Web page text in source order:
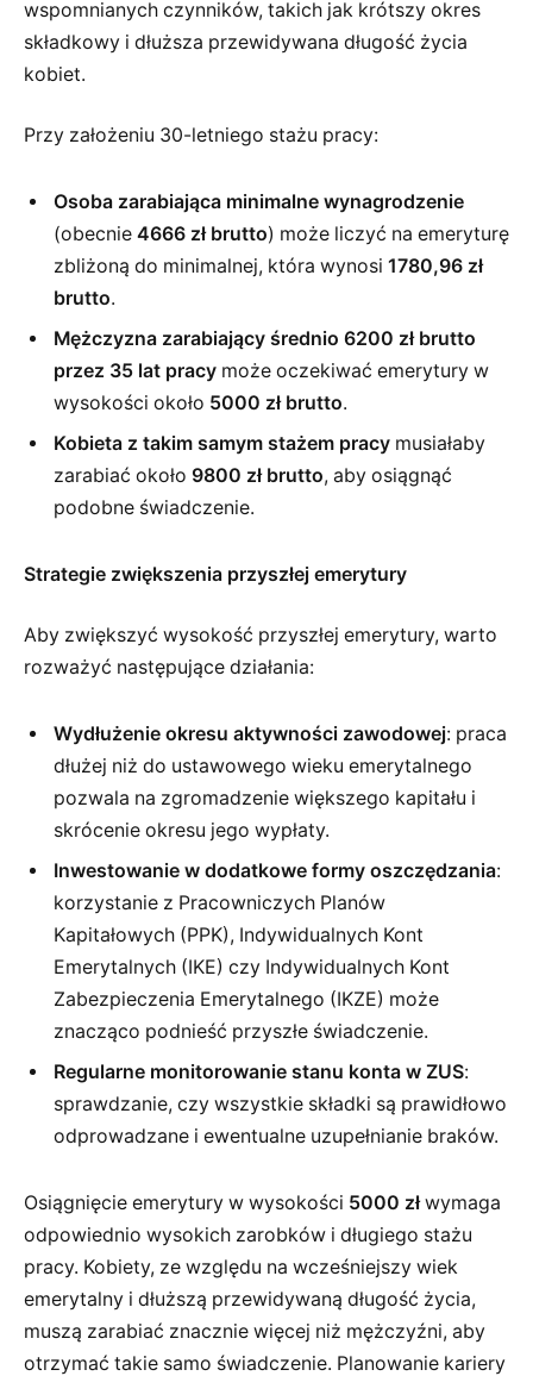
wspomnianych czynników, takich jak krótszy okres
składkowy i dłuższa przewidywana długość życia
kobiet.
Przy założeniu 30-letniego stażu pracy:
Osoba zarabiająca minimalne wynagrodzenie
(obecnie 4666 zł brutto) może liczyć na emeryturę
zbliżoną do minimalnej, która wynosi 1780,96 zł
brutto.
Mężczyzna zarabiający średnio 6200 zł brutto
przez 35 lat pracy może oczekiwać emerytury w
wysokości około 5000 zł brutto.
Kobieta z takim samym stażem pracy musiałaby
zarabiać około 9800 zł brutto, aby osiągnąć
podobne świadczenie.
Strategie zwiększenia przyszłej emerytury
Aby zwiększyć wysokość przyszłej emerytury, warto
rozważyć następujące działania:
Wydłużenie okresu aktywności zawodowej: praca
dłużej niż do ustawowego wieku emerytalnego
pozwala na zgromadzenie większego kapitału i
skrócenie okresu jego wypłaty.
Inwestowanie w dodatkowe formy oszczędzania:
korzystanie z Pracowniczych Planów
Kapitałowych (PPK), Indywidualnych Kont
Emerytalnych (IKE) czy Indywidualnych Kont
Zabezpieczenia Emerytalnego (IKZE) może
znacząco podnieść przyszłe świadczenie.
Regularne monitorowanie stanu konta w ZUS:
sprawdzanie, czy wszystkie składki są prawidłowo
odprowadzane i ewentualne uzupełnianie braków.
Osiągnięcie emerytury w wysokości 5000 złwymaga
odpowiednio wysokich zarobków i długiego stażu
pracy. Kobiety, ze względu na wcześniejszy wiek
emerytalny i dłuższą przewidywaną długość życia,
muszą zarabiać znacznie więcej niż mężczyźni, aby
otrzymać takie samo świadczenie. Planowanie kariery